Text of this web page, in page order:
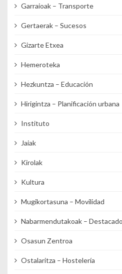
Garraioak – Transporte
Gertaerak – Sucesos
Gizarte Etxea
Hemeroteka
Hezkuntza – Educación
Hirigintza – Planificación urbana
Instituto
Jaiak
Kirolak
Kultura
Mugikortasuna – Movilidad
Nabarmendutakoak – Destacado
Osasun Zentroa
Ostalaritza – Hostelería